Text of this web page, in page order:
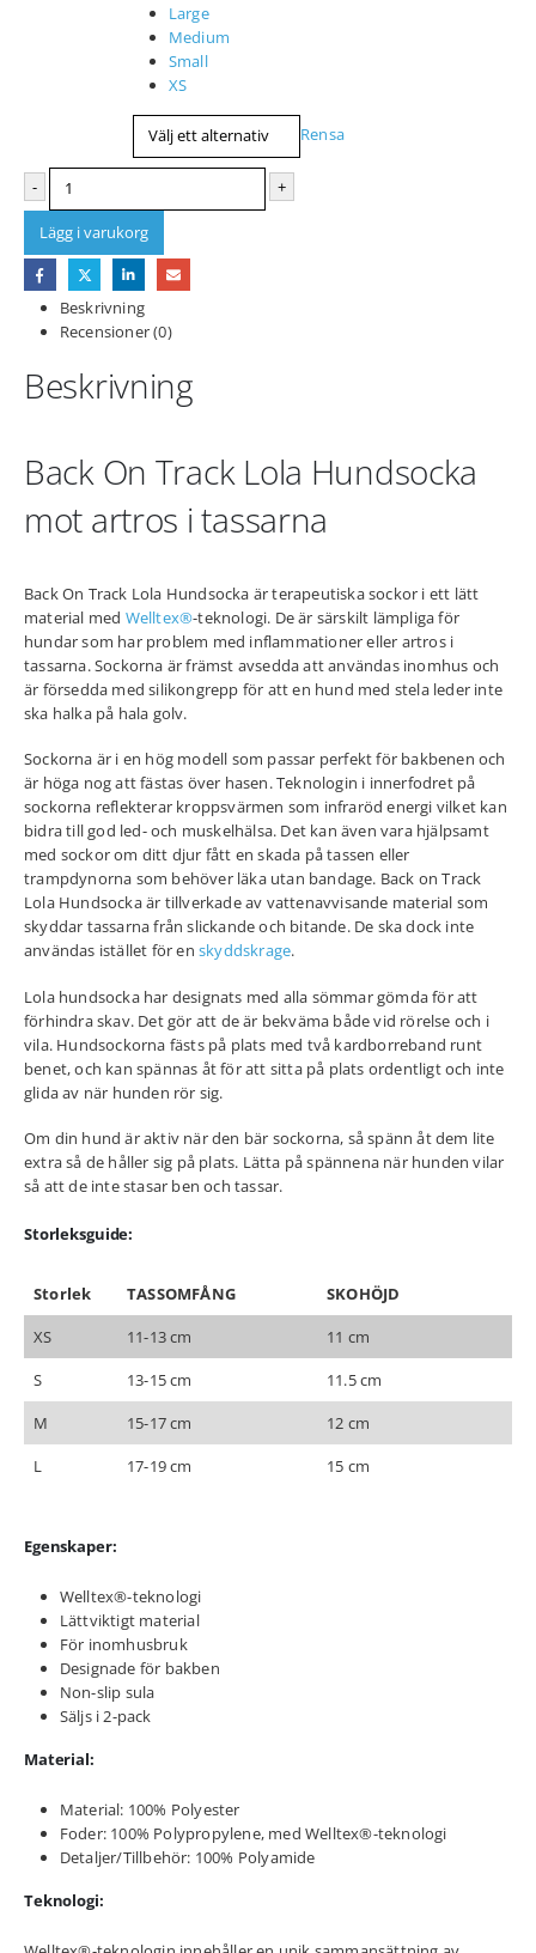
Large
Medium
Small
XS
Rensa
- +
Lägg i varukorg
Beskrivning
Recensioner (0)
Beskrivning
Back On Track Lola Hundsocka
mot artros i tassarna
Back On Track Lola Hundsocka är terapeutiska sockor i ett lätt
material med Welltex®-teknologi. De är särskilt lämpliga för
hundar som har problem med inflammationer eller artros i
tassarna. Sockorna är främst avsedda att användas inomhus och
är försedda med silikongrepp för att en hund med stela leder inte
ska halka på hala golv.
Sockorna är i en hög modell som passar perfekt för bakbenen och
är höga nog att fästas över hasen. Teknologin i innerfodret på
sockorna reflekterar kroppsvärmen som infraröd energi vilket kan
bidra till god led- och muskelhälsa. Det kan även vara hjälpsamt
med sockor om ditt djur fått en skada på tassen eller
trampdynorna som behöver läka utan bandage. Back on Track
Lola Hundsocka är tillverkade av vattenavvisande material som
skyddar tassarna från slickande och bitande. De ska dock inte
användas istället för en skyddskrage.
Lola hundsocka har designats med alla sömmar gömda för att
förhindra skav. Det gör att de är bekväma både vid rörelse och i
vila. Hundsockorna fästs på plats med två kardborreband runt
benet, och kan spännas åt för att sitta på plats ordentligt och inte
glida av när hunden rör sig.
Om din hund är aktiv när den bär sockorna, så spänn åt dem lite
extra så de håller sig på plats. Lätta på spännena när hunden vilar
så att de inte stasar ben och tassar.
Storleksguide:
Storlek TASSOMFÅNG
SKOHÖJD
XS
11-13 cm
11 cm
S
13-15 cm
11.5 cm
M
15-17 cm
12 cm
L
17-19 cm 15 cm
Egenskaper:
Welltex®-teknologi
Lättviktigt material
För inomhusbruk
Designade för bakben
Non-slip sula
Säljs i 2-pack
Material:
Material: 100% Polyester
Foder: 100% Polypropylene, med Welltex®-teknologi
Detaljer/Tillbehör: 100% Polyamide
Teknologi: